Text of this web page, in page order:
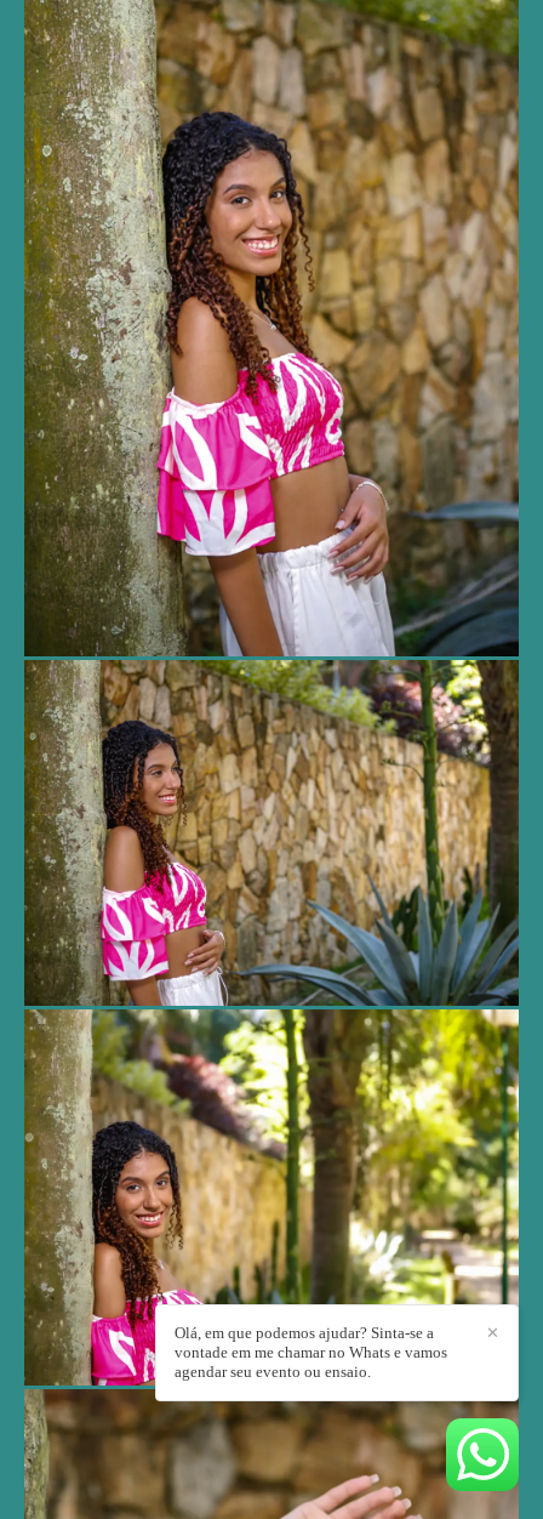
✕
Olá, em que podemos ajudar? Sinta-se a
vontade em me chamar no Whats e vamos
agendar seu evento ou ensaio.